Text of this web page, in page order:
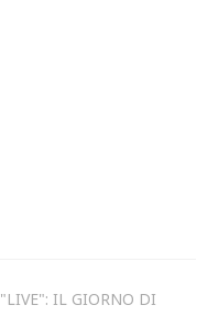
"LIVE": IL GIORNO DI